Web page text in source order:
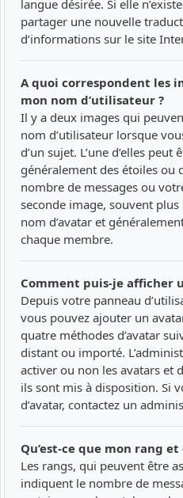
langue désirée. Si elle
partager une nouvelle
d’informations sur le site
A quoi correspondent les
mon nom d’utilisateur ?
Il y a deux images qui
nom d’utilisateur lorsque
d’un sujet. L’une d’elles
généralement des étoiles ou
nombre de messages ou
seconde image, souvent
nom d’avatar et
chaque membre.
Comment puis-je afficher
Depuis votre panneau
vous pouvez ajouter un
quatre méthodes d’avatar
distant ou importé.
activer ou non les avatars et
ils sont mis à disposition. Si
d’avatar, contactez un
Qu’est-ce que mon rang
Les rangs, qui peuvent être
indiquent le nombre de